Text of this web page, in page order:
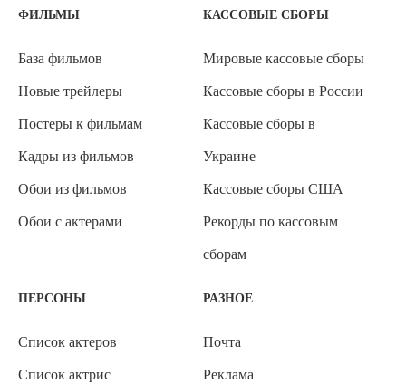
ФИЛЬМЫ
База фильмов
Новые трейлеры
Постеры к фильмам
Кадры из фильмов
Обои из фильмов
Обои с актерами
КАССОВЫЕ СБОРЫ
Мировые кассовые сборы
Кассовые сборы в России
Кассовые сборы в
Украине
Кассовые сборы США
Рекорды по кассовым
сборам
ПЕРСОНЫ
Список актеров
Список актрис
РАЗНОЕ
Почта
Реклама